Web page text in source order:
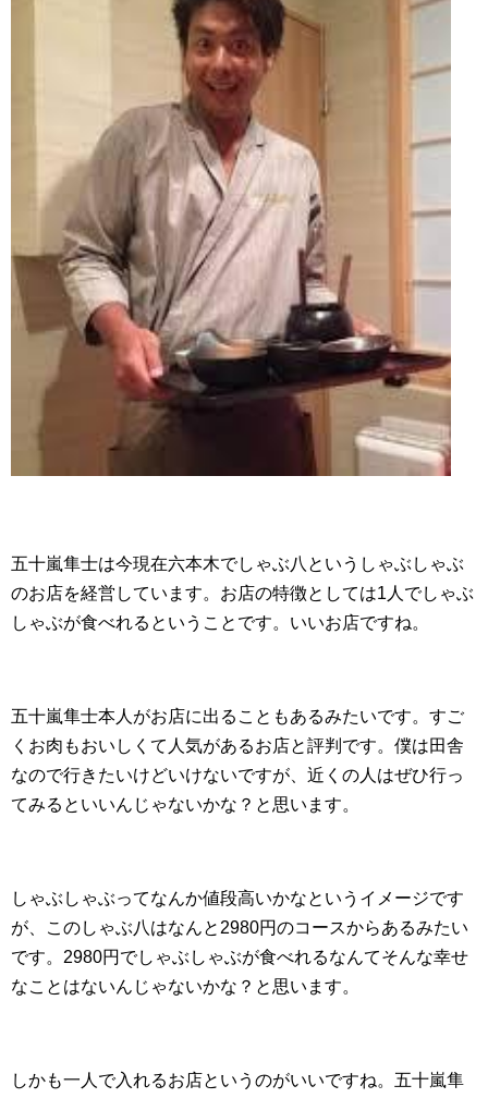
五十嵐隼士は今現在六本木でしゃぶ八というしゃぶしゃぶ
のお店を経営しています。お店の特徴としては1人でしゃぶ
しゃぶが食べれるということです。いいお店ですね。
五十嵐隼士本人がお店に出ることもあるみたいです。すご
くお肉もおいしくて人気があるお店と評判です。僕は田舎
なので行きたいけどいけないですが、近くの人はぜひ行っ
てみるといいんじゃないかな？と思います。
しゃぶしゃぶってなんか値段高いかなというイメージです
が、このしゃぶ八はなんと2980円のコースからあるみたい
です。2980円でしゃぶしゃぶが食べれるなんてそんな幸せ
なことはないんじゃないかな？と思います。
しかも一人で入れるお店というのがいいですね。五十嵐隼